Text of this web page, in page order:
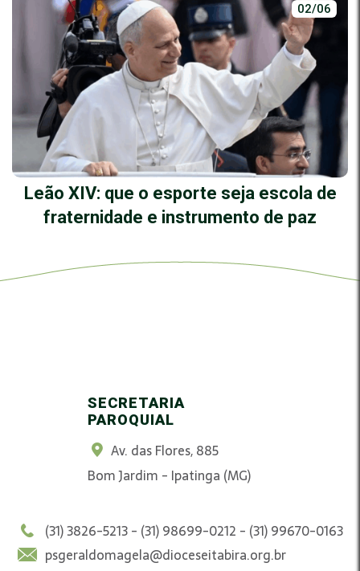
02/06
Leão XIV: que o esporte seja escola de
fraternidade e instrumento de paz
SECRETARIA
PAROQUIAL
Av. das Flores, 885
Bom Jardim - Ipatinga (MG)
(31) 3826-5213 - (31) 98699-0212 - (31) 99670-0163
psgeraldomagela@dioceseitabira.org.br